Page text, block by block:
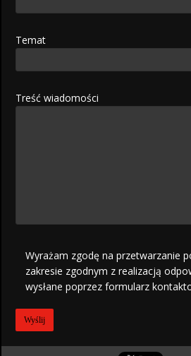
Temat
Treść wiadomości
Wyrażam zgodę na przetwarzanie
zakresie zgodnym z realizacją
wysłane poprzez formularz